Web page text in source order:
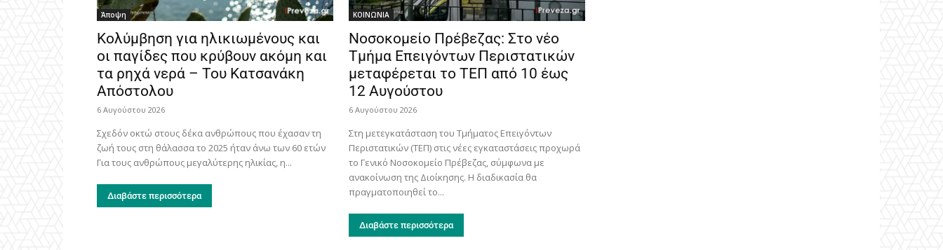
Άποψη
Κολύμβηση για ηλικιωμένους και
οι παγίδες που κρύβουν ακόμη και
τα ρηχά νερά – Του Κατσανάκη
Απόστολου
6 Αυγούστου 2026
Σχεδόν οκτώ στους δέκα ανθρώπους που έχασαν τη
ζωή τους στη θάλασσα το 2025 ήταν άνω των 60 ετών
Για τους ανθρώπους μεγαλύτερης ηλικίας, η...
Διαβάστε περισσότερα
ΚΟΙΝΩΝΙΑ
Νοσοκομείο Πρέβεζας: Στο νέο
Τμήμα Επειγόντων Περιστατικών
μεταφέρεται το ΤΕΠ από 10 έως
12 Αυγούστου
6 Αυγούστου 2026
Στη μετεγκατάσταση του Τμήματος Επειγόντων
Περιστατικών (ΤΕΠ) στις νέες εγκαταστάσεις προχωρά
το Γενικό Νοσοκομείο Πρέβεζας, σύμφωνα με
ανακοίνωση της Διοίκησης. Η διαδικασία θα
πραγματοποιηθεί το...
Διαβάστε περισσότερα